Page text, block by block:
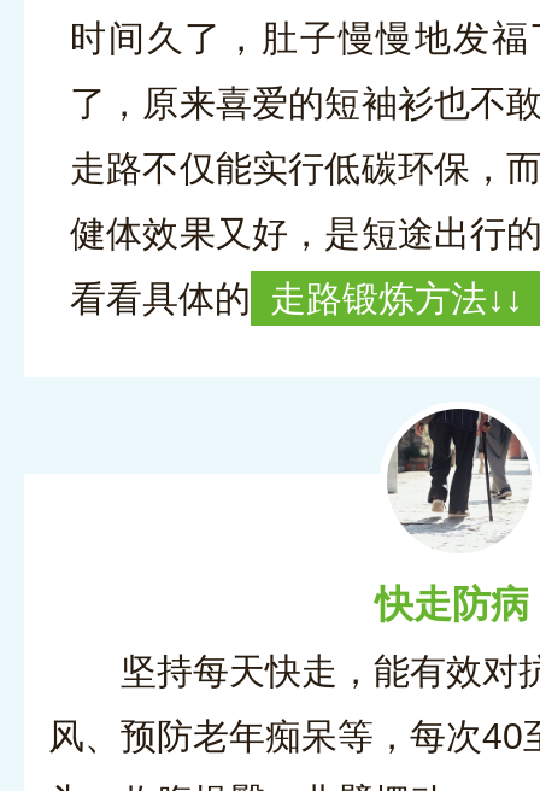
时间久了，肚子慢慢地发
了，原来喜爱的短袖衫也不
走路不仅能实行低碳环保，
健体效果又好，是短途出行
看看具体的
走路锻炼方法↓↓
快走防病
坚持每天快走，能有效对
风、预防老年痴呆等，每次40